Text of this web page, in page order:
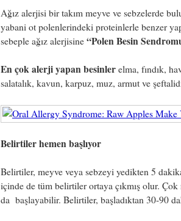
Ağız alerjisi bir takım meyve ve sebzelerde
yabani ot polenlerindeki proteinlerle benzer
sebeple ağız alerjisine “Polen Besin
En çok alerji yapan besinler elma, fındık,
salatalık, kavun, karpuz, muz, armut ve
Belirtiler hemen başlıyor
Belirtiler, meyve veya sebzeyi yedikten 5
içinde de tüm belirtiler ortaya çıkmış olur.
da başlayabilir. Belirtiler, başladıktan 30-90